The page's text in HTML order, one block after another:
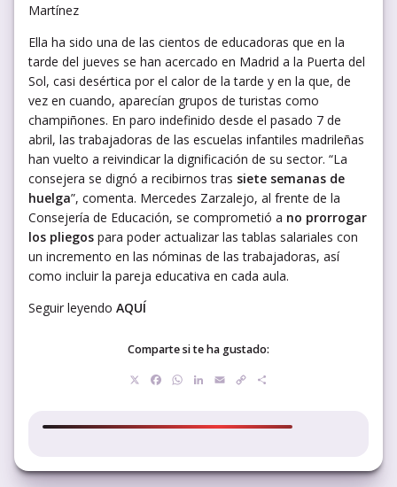
Martínez
Ella ha sido una de las cientos de educadoras que en la
tarde del jueves se han acercado en Madrid a la Puerta del
Sol, casi desértica por el calor de la tarde y en la que, de
vez en cuando, aparecían grupos de turistas como
champiñones. En paro indefinido desde el pasado 7 de
abril, las trabajadoras de las escuelas infantiles madrileñas
han vuelto a reivindicar la dignificación de su sector. “La
consejera se dignó a recibirnos tras siete semanas de
huelga”, comenta. Mercedes Zarzalejo, al frente de la
Consejería de Educación, se comprometió a no prorrogar
los pliegos para poder actualizar las tablas salariales con
un incremento en las nóminas de las trabajadoras, así
como incluir la pareja educativa en cada aula.
Seguir leyendo AQUÍ
Comparte si te ha gustado:
Facebook
WhatsApp
LinkedIn
EmailCopy